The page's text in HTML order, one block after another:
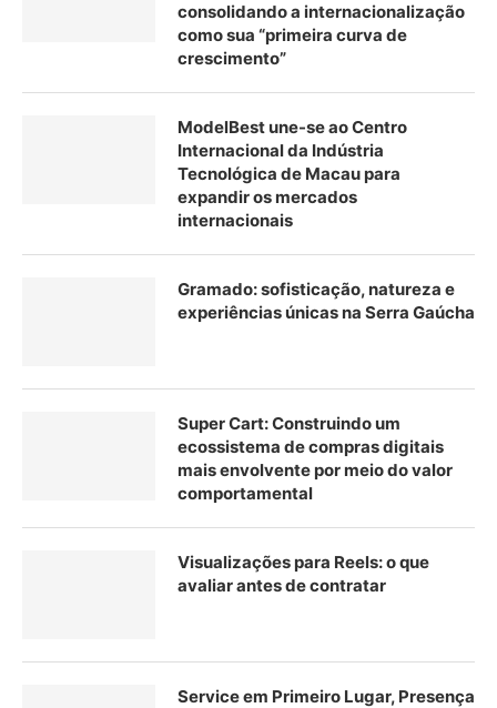
consolidando a internacionalização
como sua “primeira curva de
crescimento”
ModelBest une-se ao Centro
Internacional da Indústria
Tecnológica de Macau para
expandir os mercados
internacionais
Gramado: sofisticação, natureza e
experiências únicas na Serra Gaúcha
Super Cart: Construindo um
ecossistema de compras digitais
mais envolvente por meio do valor
comportamental
Visualizações para Reels: o que
avaliar antes de contratar
Service em Primeiro Lugar, Presença